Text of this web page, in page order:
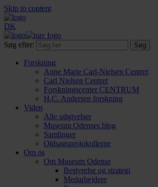
Skip to content
DK
Søg efter:
Forskning
Anne Marie Carl-Nielsen Centret
Carl Nielsen Centret
Forsknings­center CENTRUM
H.C. Andersen forskning
Viden
Alle udgivelser
Museum Odenses blog
Samlinger
Oldsagsprotokollerne
Om os
Om Museum Odense
Bestyrelse og strategi
Medarbejdere